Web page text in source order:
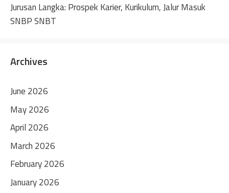
Jurusan Langka: Prospek Karier, Kurikulum, Jalur Masuk
SNBP SNBT
Archives
June 2026
May 2026
April 2026
March 2026
February 2026
January 2026